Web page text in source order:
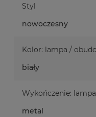
Styl
nowoczesny
Kolor: lampa /
biały
Wykończenie:
metal